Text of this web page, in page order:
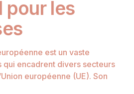
pour les
est un vaste
qui encadrent divers secteurs
européenne (UE). Son